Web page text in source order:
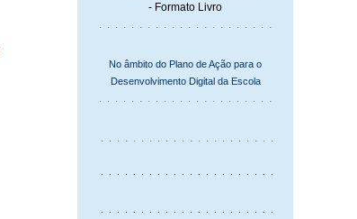
- Formato Livro
. . . . . . . . . . . . . . . . . . . . . .
No âmbito do Plano de Ação para o
Desenvolvimento Digital da Escola
. . . . . . . . . . . . . . . . . . . . . .
. . . . . . . . . . . . . . . . . . . . . .
. . . . . . . . . . . . . . . . . . . . . .
. . . . . . . . . . . . . . . . . . . . . .